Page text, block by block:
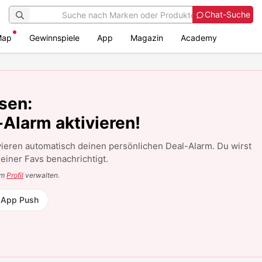
Chat-Suche
Gewinnspiele App Magazin Academy
aktivieren!
automatisch deinen persönlichen Deal-Alarm. Du wirst
Favs benachrichtigt.
Profil verwalten.
Push